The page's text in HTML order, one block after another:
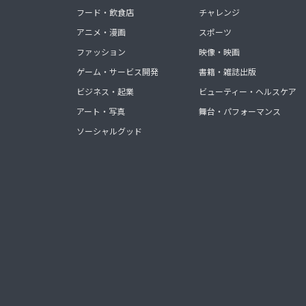
フード・飲食店
アニメ・漫画
ファッション
ゲーム・サービス開発
ビジネス・起業
アート・写真
ソーシャルグッド
チャレンジ
スポーツ
映像・映画
書籍・雑誌出版
ビューティー・ヘルスケア
舞台・パフォーマンス